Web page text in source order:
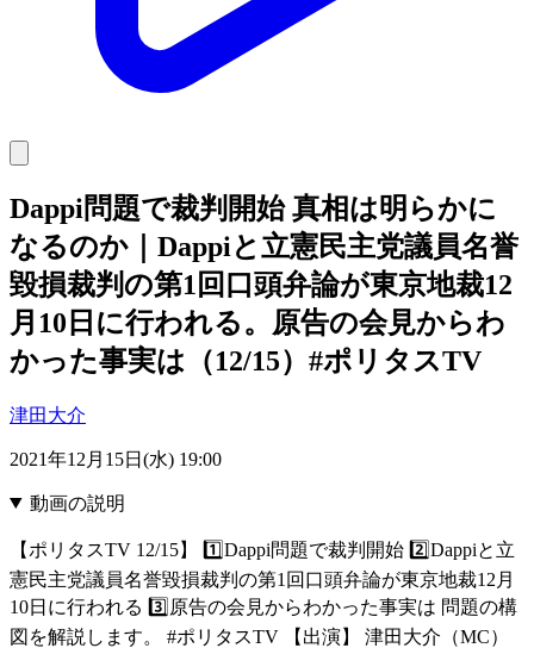
Dappi問題で裁判開始 真相は明らかに
なるのか｜Dappiと立憲民主党議員名誉
毀損裁判の第1回口頭弁論が東京地裁12
月10日に行われる。原告の会見からわ
かった事実は（12/15）#ポリタスTV
津田大介
2021年12月15日(水) 19:00
動画の説明
【ポリタスTV 12/15】 1️⃣Dappi問題で裁判開始 2️⃣Dappiと立
憲民主党議員名誉毀損裁判の第1回口頭弁論が東京地裁12月
10日に行われる 3️⃣原告の会見からわかった事実は 問題の構
図を解説します。 #ポリタスTV 【出演】 津田大介（MC）